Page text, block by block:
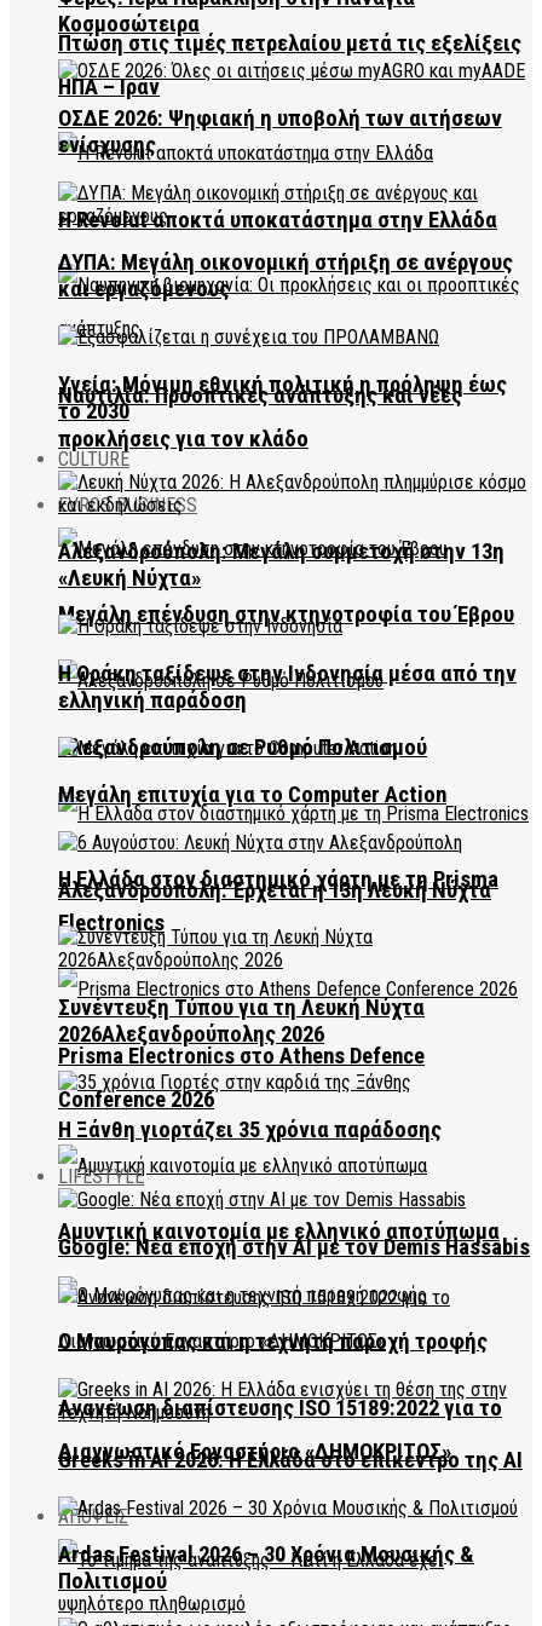
Πτώση στις τιμές πετρελαίου μετά τις εξελίξεις
ΗΠΑ – Ιράν
Η Revolut αποκτά υποκατάστημα στην Ελλάδα
Ναυτιλία: Προοπτικές ανάπτυξης και νέες
προκλήσεις για τον κλάδο
EVROS BUSINESS
Μεγάλη επένδυση στην κτηνοτροφία του Έβρου
Αλεξανδρούπολη σε Ρυθμό Πολιτισμού
Η Ελλάδα στον διαστημικό χάρτη με τη Prisma
Electronics
Prisma Electronics στο Athens Defence
Conference 2026
Αμυντική καινοτομία με ελληνικό αποτύπωμα
Ανανέωση διαπίστευσης ISO 15189:2022 για το
Διαγνωστικό Εργαστήριο «ΔΗΜΟΚΡΙΤΟΣ»
ΑΠΟΨΕΙΣ
Κοσμοσώτειρα
ΟΣΔΕ 2026: Ψηφιακή η υποβολή των αιτήσεων
ενίσχυσης
ΔΥΠΑ: Μεγάλη οικονομική στήριξη σε ανέργους
και εργαζόμενους
Υγεία: Μόνιμη εθνική πολιτική η πρόληψη έως
το 2030
CULTURE
Αλεξανδρούπολη: Μεγάλη συμμετοχή στην 13η
«Λευκή Νύχτα»
Η Θράκη ταξίδεψε στην Ινδονησία μέσα από την
ελληνική παράδοση
Μεγάλη επιτυχία για το Computer Action
Αλεξανδρούπολη: Έρχεται η 13η Λευκή Νύχτα
Συνέντευξη Τύπου για τη Λευκή Νύχτα
2026Αλεξανδρούπολης 2026
Η Ξάνθη γιορτάζει 35 χρόνια παράδοσης
LIFESTYLE
Google: Νέα εποχή στην AI με τον Demis Hassabis
Ο Μαυρόγυπας και η τεχνητή παροχή τροφής
Greeks in AI 2026: Η Ελλάδα στο επίκεντρο της AI
Ardas Festival 2026 – 30 Χρόνια Μουσικής &
Πολιτισμού